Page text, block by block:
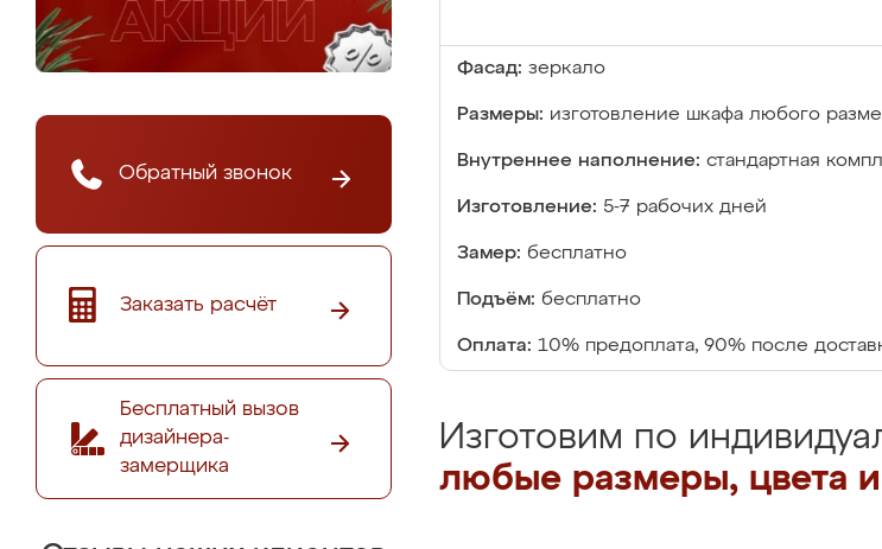
Обратный звонок
Заказать расчёт
Бесплатный вызов
дизайнера-
замерщика
Фасад: зеркало
Размеры: изготовление шкафа любого
Внутреннее наполнение: стандартная
Изготовление: 5-7 рабочих дней
Замер: бесплатно
Подъём: бесплатно
Оплата: 10% предоплата, 90% после
Изготовим по
любые размеры, цвета